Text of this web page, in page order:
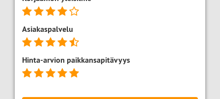
Asiakaspalvelu
Hinta-arvion paikkansapitävyys